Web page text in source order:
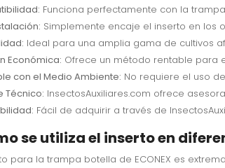
Funciona perfectamente con la
Simplemente encaje el inserto en los
Ideal para una amplia gama de cultivos
Económica: Ofrece un método rentable para
con el Medio Ambiente: No requiere el uso
Técnico: InsectosAuxiliares.com ofrece
Fácil de adquirir a través de
se utiliza el inserto en
para la trampa botella de ECONEX es